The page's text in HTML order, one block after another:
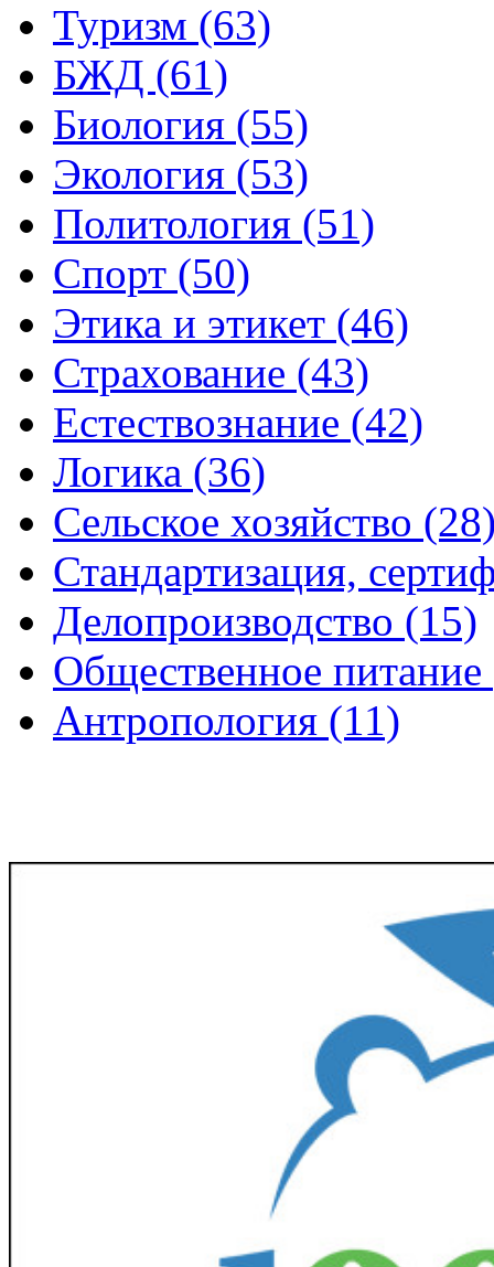
Туризм (63)
БЖД (61)
Биология (55)
Экология (53)
Политология (51)
Спорт (50)
Этика и этикет (46)
Страхование (43)
Естествознание (42)
Логика (36)
Сельское хозяйство
Стандартизация,
Делопроизводство (15)
Общественное
Антропология (11)